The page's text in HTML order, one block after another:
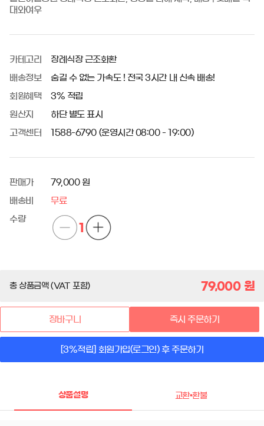
대와여우
카테고리 장례식장 근조화환
배송정보 숨길 수 없는 가속도 ! 전국 3시간 내 신속 배송!
회원혜택 3% 적립
원산지 하단 별도 표시
고객센터 1588-6790 (운영시간 08:00 - 19:00)
판매가 79,000 원
배송비 무료
수량
1
총 상품금액 (VAT 포함) 79,000원
장바구니 즉시 주문하기
[3%적립] 회원가입(로그인) 후 주문하기
상품설명 교환•환불